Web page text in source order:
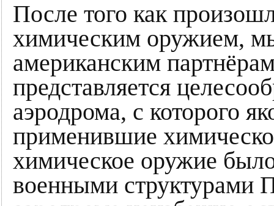
После того как
химическим оружием,
американским
представляется
аэродрома, с которого
применившие
химическое оружие
военными структурами